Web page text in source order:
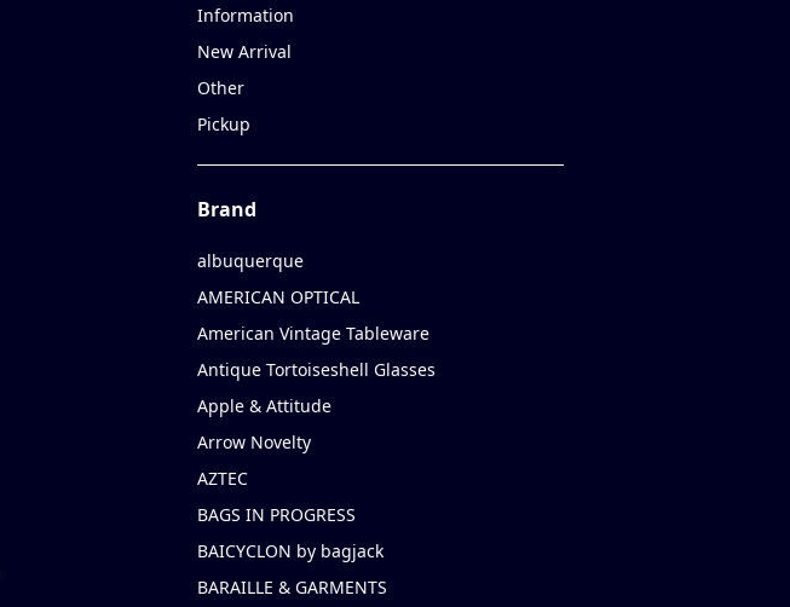
Information
New Arrival
Other
Pickup
Brand
albuquerque
AMERICAN OPTICAL
American Vintage Tableware
Antique Tortoiseshell Glasses
Apple & Attitude
Arrow Novelty
AZTEC
BAGS IN PROGRESS
BAICYCLON by bagjack
BARAILLE & GARMENTS